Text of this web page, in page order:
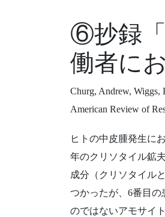
⑥抄録
働者に
Churg, Andrew, Wiggs,
American Review of
ヒトの中皮腫発生に
年のクリソタイル鉱
成分（クリソタイル
つかったが、6番目
のではないアモサイ